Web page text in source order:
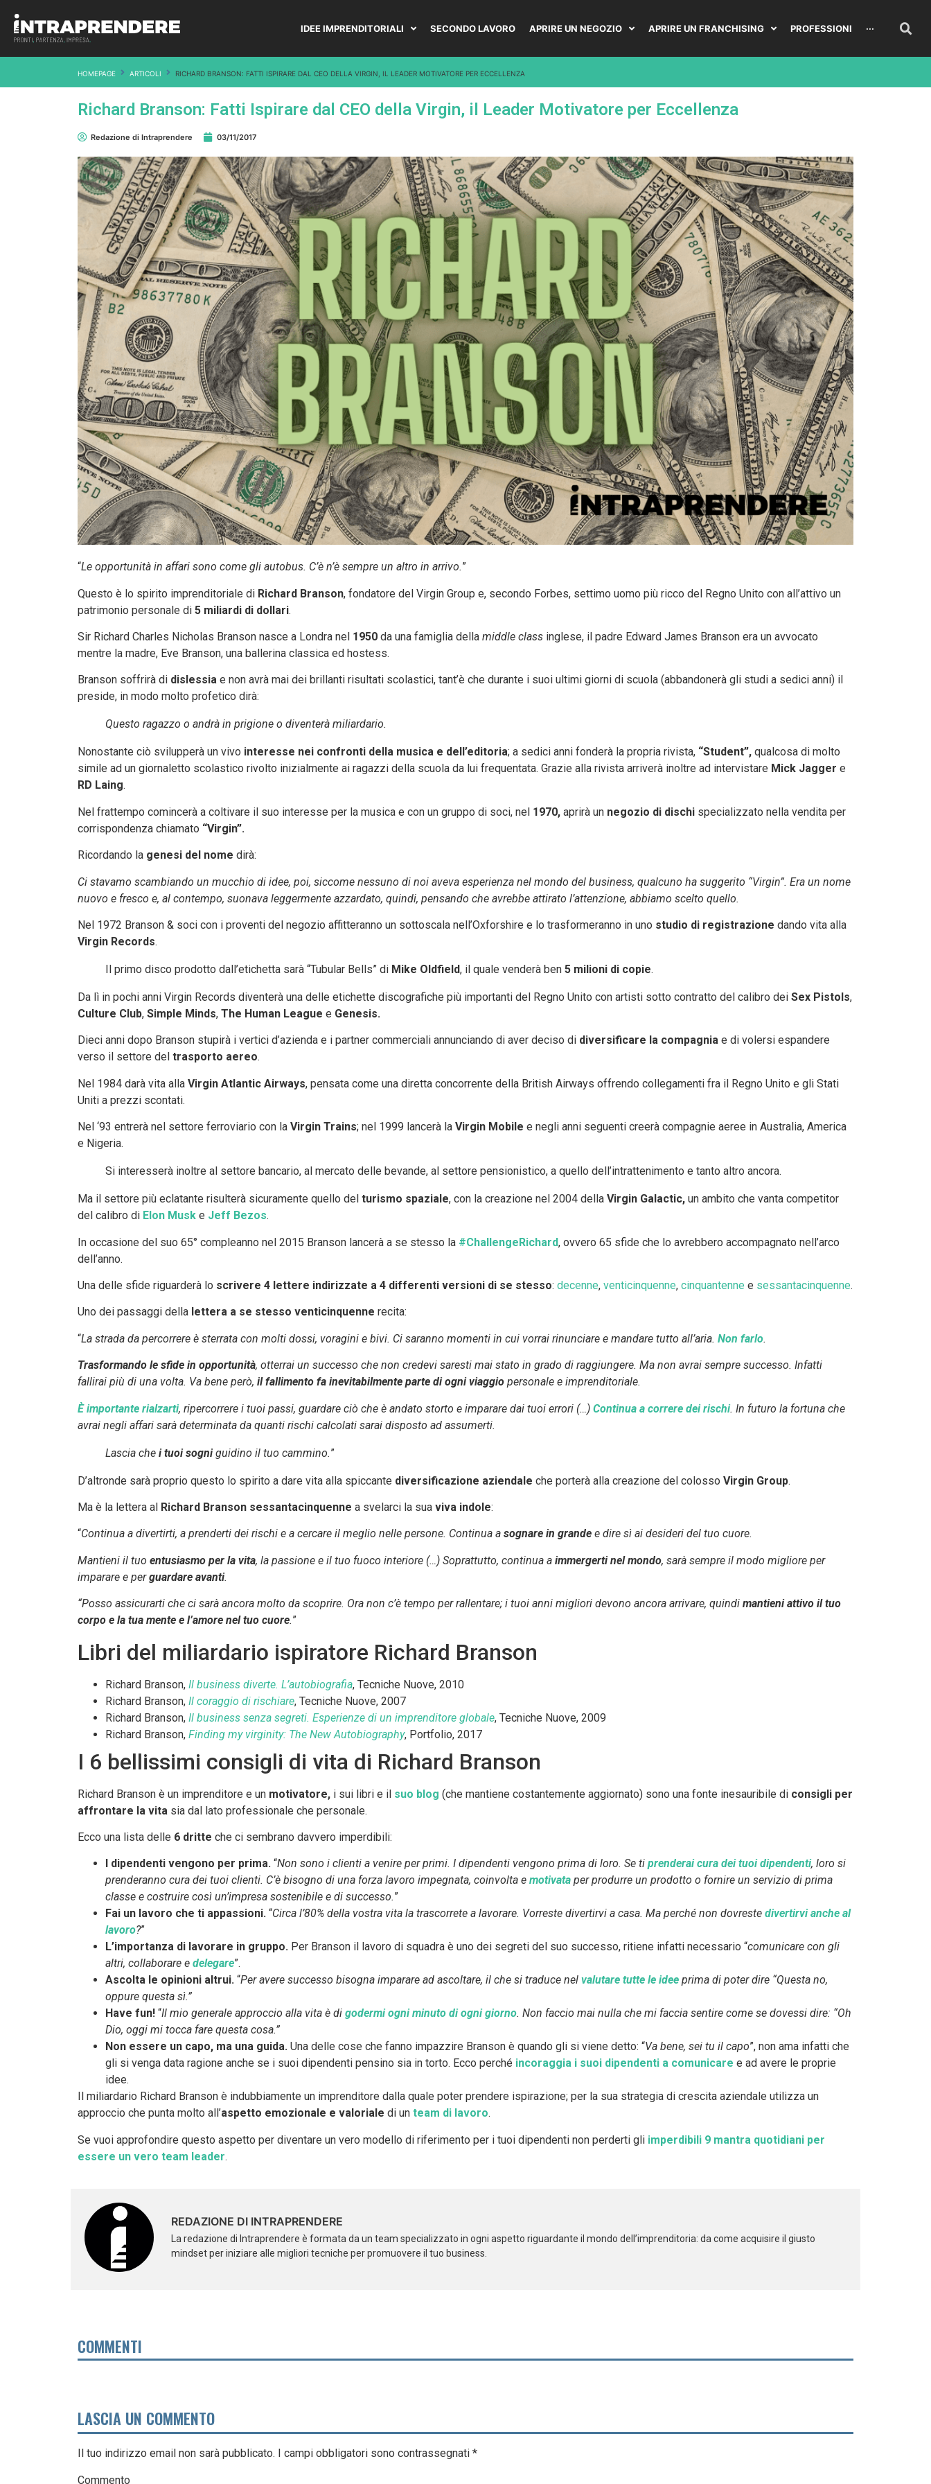
IDEE IMPRENDITORIALI SECONDO LAVORO APRIRE UN NEGOZIO APRIRE UN FRANCHISING PROFESSIONI ···
HOMEPAGE ARTICOLI RICHARD BRANSON: FATTI ISPIRARE DAL CEO DELLA VIRGIN, IL LEADER MOTIVATORE PER ECCELLENZA
Richard Branson: Fatti Ispirare dal CEO della Virgin, il Leader Motivatore per Eccellenza
Redazione di Intraprendere 03/11/2017
“Le opportunità in affari sono come gli autobus. C’è n’è sempre un altro in arrivo.”
Questo è lo spirito imprenditoriale di Richard Branson, fondatore del Virgin Group e, secondo Forbes, settimo uomo più ricco del Regno Unito con all’attivo un
patrimonio personale di 5 miliardi di dollari.
Sir Richard Charles Nicholas Branson nasce a Londra nel 1950 da una famiglia della middle class inglese, il padre Edward James Branson era un avvocato
mentre la madre, Eve Branson, una ballerina classica ed hostess.
Branson soffrirà di dislessia e non avrà mai dei brillanti risultati scolastici, tant’è che durante i suoi ultimi giorni di scuola (abbandonerà gli studi a sedici anni) il
preside, in modo molto profetico dirà:
Questo ragazzo o andrà in prigione o diventerà miliardario.
Nonostante ciò svilupperà un vivo interesse nei confronti della musica e dell’editoria; a sedici anni fonderà la propria rivista, “Student”, qualcosa di molto
simile ad un giornaletto scolastico rivolto inizialmente ai ragazzi della scuola da lui frequentata. Grazie alla rivista arriverà inoltre ad intervistare Mick Jagger e
RD Laing.
Nel frattempo comincerà a coltivare il suo interesse per la musica e con un gruppo di soci, nel 1970, aprirà un negozio di dischi specializzato nella vendita per
corrispondenza chiamato “Virgin”.
Ricordando la genesi del nome dirà:
Ci stavamo scambiando un mucchio di idee, poi, siccome nessuno di noi aveva esperienza nel mondo del business, qualcuno ha suggerito “Virgin”. Era un nome
nuovo e fresco e, al contempo, suonava leggermente azzardato, quindi, pensando che avrebbe attirato l’attenzione, abbiamo scelto quello.
Nel 1972 Branson & soci con i proventi del negozio affitteranno un sottoscala nell’Oxforshire e lo trasformeranno in uno studio di registrazione dando vita alla
Virgin Records.
Il primo disco prodotto dall’etichetta sarà “Tubular Bells” di Mike Oldfield, il quale venderà ben 5 milioni di copie.
Da lì in pochi anni Virgin Records diventerà una delle etichette discografiche più importanti del Regno Unito con artisti sotto contratto del calibro dei Sex Pistols,
Culture Club, Simple Minds, The Human League e Genesis.
Dieci anni dopo Branson stupirà i vertici d’azienda e i partner commerciali annunciando di aver deciso di diversificare la compagnia e di volersi espandere
verso il settore del trasporto aereo.
Nel 1984 darà vita alla Virgin Atlantic Airways, pensata come una diretta concorrente della British Airways offrendo collegamenti fra il Regno Unito e gli Stati
Uniti a prezzi scontati.
Nel ‘93 entrerà nel settore ferroviario con la Virgin Trains; nel 1999 lancerà la Virgin Mobile e negli anni seguenti creerà compagnie aeree in Australia, America
e Nigeria.
Si interesserà inoltre al settore bancario, al mercato delle bevande, al settore pensionistico, a quello dell’intrattenimento e tanto altro ancora.
Ma il settore più eclatante risulterà sicuramente quello del turismo spaziale, con la creazione nel 2004 della Virgin Galactic, un ambito che vanta competitor
del calibro di Elon Musk e Jeff Bezos.
In occasione del suo 65° compleanno nel 2015 Branson lancerà a se stesso la #ChallengeRichard, ovvero 65 sfide che lo avrebbero accompagnato nell’arco
dell’anno.
Una delle sfide riguarderà lo scrivere 4 lettere indirizzate a 4 differenti versioni di se stesso: decenne, venticinquenne, cinquantenne e sessantacinquenne.
Uno dei passaggi della lettera a se stesso venticinquenne recita:
“La strada da percorrere è sterrata con molti dossi, voragini e bivi. Ci saranno momenti in cui vorrai rinunciare e mandare tutto all’aria. Non farlo.
Trasformando le sfide in opportunità, otterrai un successo che non credevi saresti mai stato in grado di raggiungere. Ma non avrai sempre successo. Infatti
fallirai più di una volta. Va bene però, il fallimento fa inevitabilmente parte di ogni viaggio personale e imprenditoriale.
È importante rialzarti, ripercorrere i tuoi passi, guardare ciò che è andato storto e imparare dai tuoi errori (…) Continua a correre dei rischi. In futuro la fortuna che
avrai negli affari sarà determinata da quanti rischi calcolati sarai disposto ad assumerti.
Lascia che i tuoi sogniguidino il tuo cammino.”
D’altronde sarà proprio questo lo spirito a dare vita alla spiccante diversificazione aziendale che porterà alla creazione del colosso Virgin Group.
Ma è la lettera al Richard Branson sessantacinquenne a svelarci la sua viva indole:
“Continua a divertirti, a prenderti dei rischi e a cercare il meglio nelle persone. Continua a sognare in grande e dire sì ai desideri del tuo cuore.
Mantieni il tuo entusiasmo per la vita, la passione e il tuo fuoco interiore (…) Soprattutto, continua a immergerti nel mondo, sarà sempre il modo migliore per
imparare e perguardare avanti.
“Posso assicurarti che ci sarà ancora molto da scoprire. Ora non c’è tempo per rallentare; i tuoi anni migliori devono ancora arrivare, quindi mantieni attivo il tuo
corpo e la tua mente e l’amore nel tuo cuore.”
Libri del miliardario ispiratore Richard Branson
Richard Branson, Il business diverte. L’autobiografia, Tecniche Nuove, 2010
Richard Branson, Il coraggio di rischiare, Tecniche Nuove, 2007
Richard Branson, Il business senza segreti. Esperienze di un imprenditore globale, Tecniche Nuove, 2009
Richard Branson, Finding my virginity: The New Autobiography, Portfolio, 2017
I 6 bellissimi consigli di vita di Richard Branson
Richard Branson è un imprenditore e un motivatore, i sui libri e il suo blog (che mantiene costantemente aggiornato) sono una fonte inesauribile di consigli per
affrontare la vita sia dal lato professionale che personale.
Ecco una lista delle 6 dritte che ci sembrano davvero imperdibili:
I dipendenti vengono per prima. “Non sono i clienti a venire per primi. I dipendenti vengono prima di loro. Se ti prenderai cura dei tuoi dipendenti, loro si
prenderanno cura dei tuoi clienti. C’è bisogno di una forza lavoro impegnata, coinvolta e motivata per produrre un prodotto o fornire un servizio di prima
classe e costruire così un’impresa sostenibile e di successo.”
Fai un lavoro che ti appassioni. “Circa l’80% della vostra vita la trascorrete a lavorare. Vorreste divertirvi a casa. Ma perché non dovreste divertirvi anche al
lavoro?”
L’importanza di lavorare in gruppo. Per Branson il lavoro di squadra è uno dei segreti del suo successo, ritiene infatti necessario “comunicare con gli
altri, collaborare e delegare”.
Ascolta le opinioni altrui. “Per avere successo bisogna imparare ad ascoltare, il che si traduce nel valutare tutte le idee prima di poter dire “Questa no,
oppure questa sì.”
Have fun! “Il mio generale approccio alla vita è di godermi ogni minuto di ogni giorno. Non faccio mai nulla che mi faccia sentire come se dovessi dire: “Oh
Dio, oggi mi tocca fare questa cosa.”
Non essere un capo, ma una guida. Una delle cose che fanno impazzire Branson è quando gli si viene detto: “Va bene, sei tu il capo”, non ama infatti che
gli si venga data ragione anche se i suoi dipendenti pensino sia in torto. Ecco perché incoraggia i suoi dipendenti a comunicare e ad avere le proprie
idee.
Il miliardario Richard Branson è indubbiamente un imprenditore dalla quale poter prendere ispirazione; per la sua strategia di crescita aziendale utilizza un
approccio che punta molto all’aspetto emozionale e valoriale di un team di lavoro.
Se vuoi approfondire questo aspetto per diventare un vero modello di riferimento per i tuoi dipendenti non perderti gli imperdibili 9 mantra quotidiani per
essere un vero team leader.
REDAZIONE DI INTRAPRENDERE
La redazione di Intraprendere è formata da un team specializzato in ogni aspetto riguardante il mondo dell’imprenditoria: da come acquisire il giusto
mindset per iniziare alle migliori tecniche per promuovere il tuo business.
COMMENTI
LASCIA UN COMMENTO
Il tuo indirizzo email non sarà pubblicato. I campi obbligatori sono contrassegnati *
Commento